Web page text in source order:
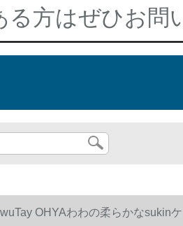
方はぜひお問
OHYAわわの柔らかなsukin